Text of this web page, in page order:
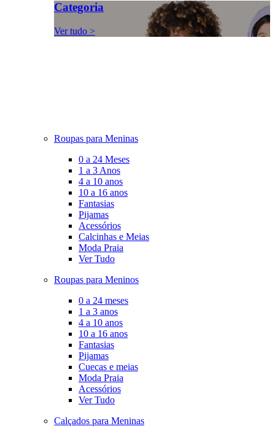
Categoria
Ver tudo >
Roupas para Meninas
0 a 24 Meses
1 a 3 Anos
4 a 10 anos
10 a 16 anos
Fantasias
Pijamas
Acessórios
Calcinhas e Meias
Moda Praia
Ver Tudo
Roupas para Meninos
0 a 24 meses
1 a 3 anos
4 a 10 anos
10 a 16 anos
Fantasias
Pijamas
Cuecas e meias
Moda Praia
Acessórios
Ver Tudo
Calçados para Meninas